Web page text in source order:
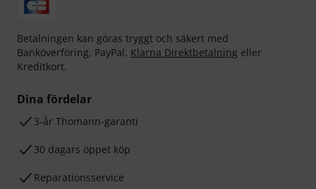
Betalningen kan göras tryggt och säkert med
Banköverföring, PayPal, Klarna Direktbetalning eller
Kreditkort.
Dina fördelar
3-år Thomann-garanti
30 dagars öppet köp
Reparationsservice